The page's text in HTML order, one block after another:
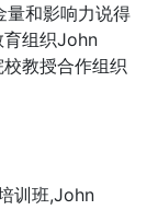
和影响力说得
育组织John
教授合作组织
训班,John